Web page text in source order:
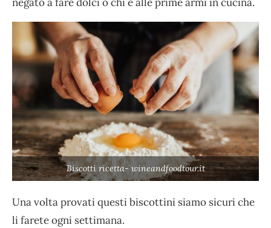
Biscotti ricetta- wineandfoodtour.it
Una volta provati questi biscottini siamo sicuri che
li farete ogni settimana.